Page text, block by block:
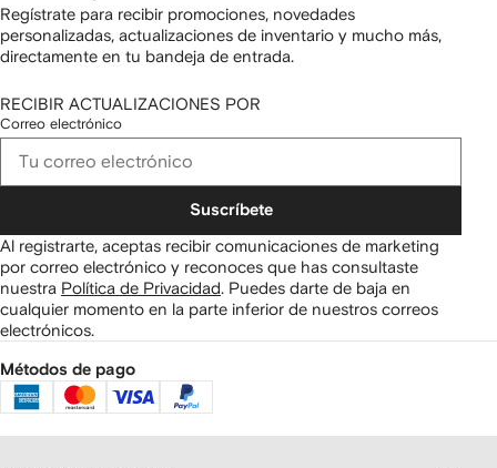
Regístrate para recibir promociones, novedades
personalizadas, actualizaciones de inventario y mucho más,
directamente en tu bandeja de entrada.
RECIBIR ACTUALIZACIONES POR
Correo electrónico
Suscríbete
Al registrarte, aceptas recibir comunicaciones de marketing
por correo electrónico y reconoces que has consultaste
nuestra Política de Privacidad Puedes darte de baja en
cualquier momento en la parte inferior de nuestros correos
electrónicos.
Métodos de pago